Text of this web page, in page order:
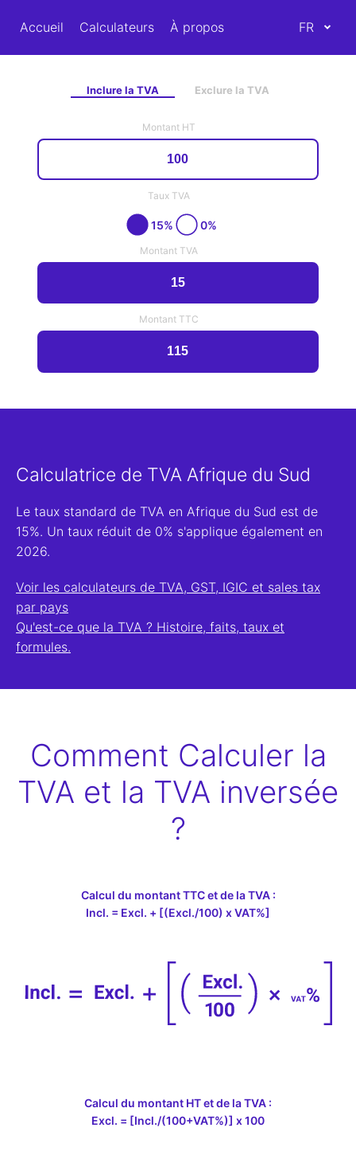
Accueil Calculateurs À propos
Calculatrice de TVA Afrique du Sud
Le taux standard de TVA en Afrique du Sud est de
15%. Un taux réduit de 0% s'applique également en
2026.
Voir les calculateurs de TVA, GST, IGIC et sales tax
par pays
Qu'est-ce que la TVA ? Histoire, faits, taux et
formules.
Inclure la TVA Exclure la TVA
Montant HT
Taux TVA
15% 0%
Montant TVA
Montant TTC
Comment Calculer la
TVA et la TVA inversée
?
Calcul du montant TTC et de la TVA :
Incl. = Excl. + [(Excl./100) x VAT%]
Calcul du montant HT et de la TVA :
Excl. = [Incl./(100+VAT%)] x 100
FR